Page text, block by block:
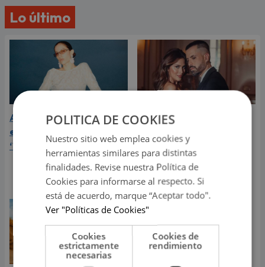
Lo último
Aria Vega conquista con
el lanzamiento de
‘Tototo (+4)’
¿Greeicy está
embarazada de su
segundo hijo? Mike Bahía
compartió revelador
video
POLITICA DE COOKIES
Nuestro sitio web emplea cookies y
herramientas similares para distintas
finalidades. Revise nuestra Política de
Cookies para informarse al respecto. Si
está de acuerdo, marque “Aceptar todo".
Ver "Políticas de Cookies"
Cookies
estrictamente
necesarias
Cookies de
rendimiento